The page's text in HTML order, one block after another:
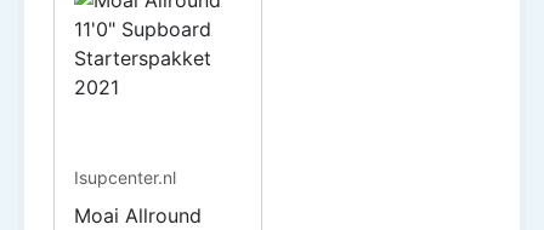
Isupcenter.nl
Moai Allround